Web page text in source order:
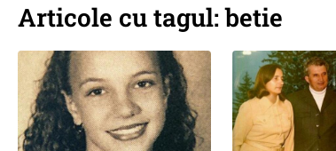
Articole cu tagul: betie